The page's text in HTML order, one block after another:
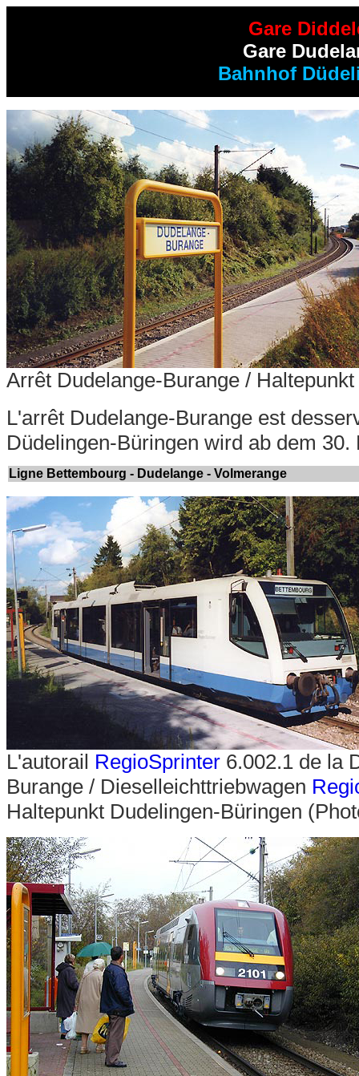
Gare
Gare
Bahnhof
Arrêt Dudelange-Burange /
L'arrêt Dudelange-Burange est
Düdelingen-Büringen wird ab dem 30.
Ligne Bettembourg - Dudelange - Volmerange
L'autorail RegioSprinter 6.002.1 de la
Burange / Dieselleichttriebwagen
Haltepunkt Dudelingen-Büringen